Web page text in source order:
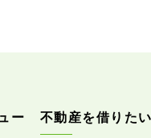
ー 不動産を借りたい